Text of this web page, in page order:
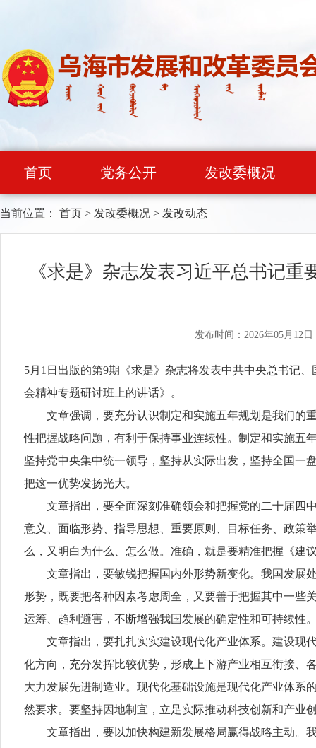
首页 党务公开 发改委概况
当前位置： 首页 > 发改委概况 > 发改动态
《求是》杂志发表习近平总书记
发布时间：2026年05月12日
5月1日出版的第9期《求是》杂志将发表中共中央总书记
会精神专题研讨班上的讲话》。
文章强调，要充分认识制定和实施五年规划是我们的重
性把握战略问题，有利于保持事业连续性。制定和实施五
坚持党中央集中统一领导，坚持从实际出发，坚持全国一
把这一优势发扬光大。
文章指出，要全面深刻准确领会和把握党的二十届四中
意义、面临形势、指导思想、重要原则、目标任务、政策
么，又明白为什么、怎么做。准确，就是要精准把握《建
文章指出，要敏锐把握国内外形势新变化。我国发展处
形势，既要把各种因素考虑周全，又要善于把握其中一些
运筹、趋利避害，不断增强我国发展的确定性和可持续性
文章指出，要扎扎实实建设现代化产业体系。建设现代
化方向，充分发挥比较优势，形成上下游产业相互衔接、
大力发展先进制造业。现代化基础设施是现代化产业体系
然要求。要坚持因地制宜，立足实际推动科技创新和产业
文章指出，要以加快构建新发展格局赢得战略主动。我